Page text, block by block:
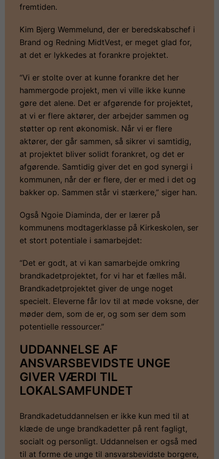
fremtiden.
Kim Bjerg Wemmelund, der er beredskabschef i
Brand og Redning MidtVest, er meget glad for,
at det er lykkedes at forankre projektet.
“Vi er stolte over at kunne forankre det her
hammergode projekt, men vi ville ikke kunne
gøre det alene. Det er afgørende for projektet,
at vi er flere aktører, der arbejder sammen og
støtter op rent økonomisk. Når vi er flere
aktører, der går sammen, så sikrer vi samtidig,
at projektet bliver solidt forankret, og det er
afgørende. Samtidig giver det en god synergi i
kommunen, når der er flere, der er med i det og
bakker op. Sammen står vi stærkere,” siger han.
Også Ngoie Diaminda, der er lærer på
kommunens modtagerklasse på Kirkeskolen, ser
et stort potentiale i samarbejdet:
“Det er godt, at vi kan samarbejde omkring
brandkadetprojektet, for vi har et fælles mål.
Brandkadetprojektet giver de unge noget
specielt. Eleverne får lov til at møde voksne, der
møder dem, som de er, og som ser dem som
potentielle ressourcer.”
UDDANNELSE AF
ANSVARSBEVIDSTE UNGE
GIVER VÆRDI TIL
LOKALSAMFUNDET
Brandkadetuddannelsen er ikke kun med til at
klæde de unge brandkadetter på rent fagligt,
socialt og personligt. Uddannelsen er også med
til at forme de unge til ansvarsbevidste borgere,